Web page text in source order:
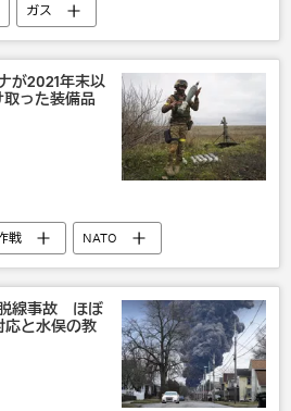
ガス
工作
が2021年末以
った装備品
戦
NATO
兵器 ロシア
脱線事故 ほぼ
応と水俣の教